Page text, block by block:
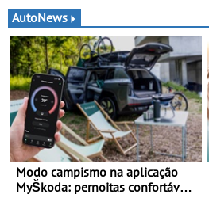
AutoNews
Modo campismo na aplicação
MyŠkoda: pernoitas confortáveis